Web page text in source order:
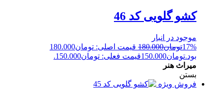
کشو گلویی کد 46
موجود در انبار
17%تومان180.000
قیمت اصلی: تومان180.000
بود.تومان150.000قیمت فعلی: تومان150.000.
میراث هنر
بستن
فروش ویژه